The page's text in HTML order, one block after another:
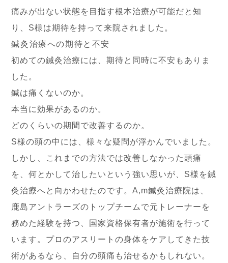
痛みが出ない状態を目指す根本治療が可能だと知
り、S様は期待を持って来院されました。
鍼灸治療への期待と不安
初めての鍼灸治療には、期待と同時に不安もありま
した。
鍼は痛くないのか。
本当に効果があるのか。
どのくらいの期間で改善するのか。
S様の頭の中には、様々な疑問が浮かんでいました。
しかし、これまでの方法では改善しなかった頭痛
を、何とかして治したいという強い思いが、S様を鍼
灸治療へと向かわせたのです。A,m鍼灸治療院は、
鹿島アントラーズのトップチームで元トレーナーを
務めた経験を持つ、国家資格保有者が施術を行って
います。プロのアスリートの身体をケアしてきた技
術があるなら、自分の頭痛も治せるかもしれない。